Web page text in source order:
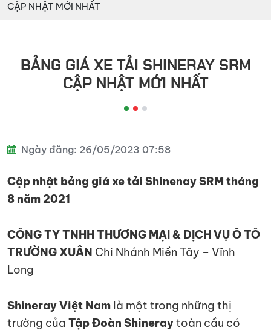
xe
đầu
CẬP NHẬT MỚI NHẤT
BẢNG GIÁ XE TẢI SHINERAY SRM
CẬP NHẬT MỚI NHẤT
Ngày đăng: 26/05/2023 07:58
Cập nhật bảng giá xe tải Shinenay SRM tháng
8 năm 2021
CÔNG TY TNHH THƯƠNG MẠI & DỊCH VỤ Ô TÔ
TRƯỜNG XUÂN Chi Nhánh Miền Tây – Vĩnh
Long
Shineray Việt Nam là một trong những thị
trường của Tập Đoàn Shineraytoàn cầu có